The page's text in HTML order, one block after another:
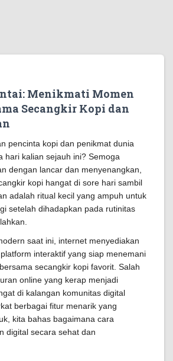
Menikmati Momen
Secangkir Kopi dan
pencinta kopi dan penikmat dunia
hari kalian sejauh ini? Semoga
dengan lancar dan menyenangkan,
kopi hangat di sore hari sambil
adalah ritual kecil yang ampuh untuk
setelah dihadapkan pada rutinitas
saat ini, internet menyediakan
interaktif yang siap menemani
secangkir kopi favorit. Salah
online yang kerap menjadi
di kalangan komunitas digital
berbagai fitur menarik yang
kita bahas bagaimana cara
digital secara sehat dan